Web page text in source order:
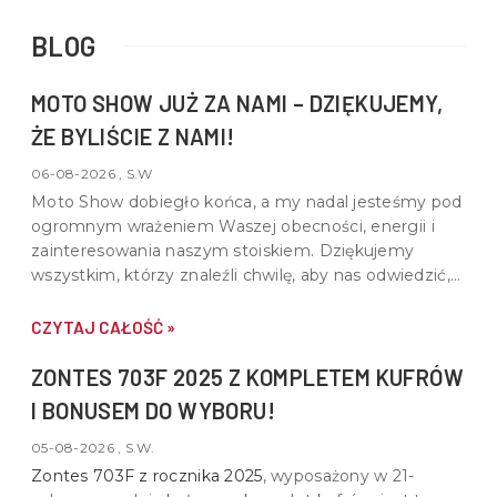
BLOG
MOTO SHOW JUŻ ZA NAMI – DZIĘKUJEMY,
ŻE BYLIŚCIE Z NAMI!
06-08-2026 , S.W
Moto Show dobiegło końca, a my nadal jesteśmy pod
ogromnym wrażeniem Waszej obecności, energii i
zainteresowania naszym stoiskiem. Dziękujemy
wszystkim, którzy znaleźli chwilę, aby nas odwiedzić,
do motoryzacji.
CZYTAJ CAŁOŚĆ »
ZONTES 703F 2025 Z KOMPLETEM KUFRÓW
I BONUSEM DO WYBORU!
05-08-2026 , S.W.
Zontes 703F z rocznika 2025, wyposażony w 21-